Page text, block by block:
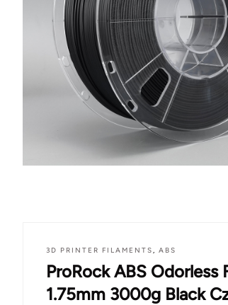
3D PRINTER FILAMENTS, ABS
ProRock ABS Odorless
1.75mm 3000g Black